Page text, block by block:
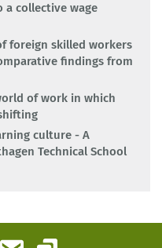
a collective wage
foreign skilled workers
findings from
of work in which
culture - A
Technical School
Email